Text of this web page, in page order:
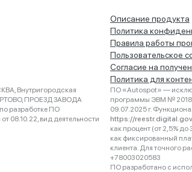
Описание продукта
Политика
Правила работы
Пользовательское
Согласие на
Политика для
Внутригородская
ПРОЕЗД ЗАВОДА
разработке ПО
08.10.22, вид деятельности
ПО «Autospot» —
программы ЭВМ №
09.07.2025 г.
https://
как процент (от 2,5%
как фиксированный
клиента. Для точного
+78003020583
ПО разработано с